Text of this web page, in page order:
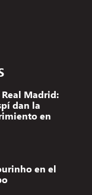
Madrid:
dan la
en
en el